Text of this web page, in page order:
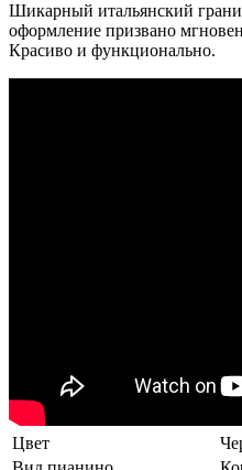
Шикарный итальянский
оформление призвано
Красиво и функционально.
Цвет